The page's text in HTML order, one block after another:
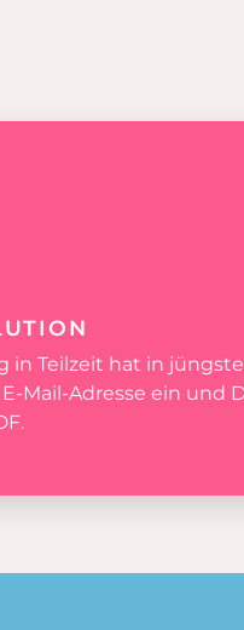
in Teilzeit hat in
Mail-Adresse ein und